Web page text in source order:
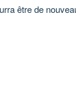
être de